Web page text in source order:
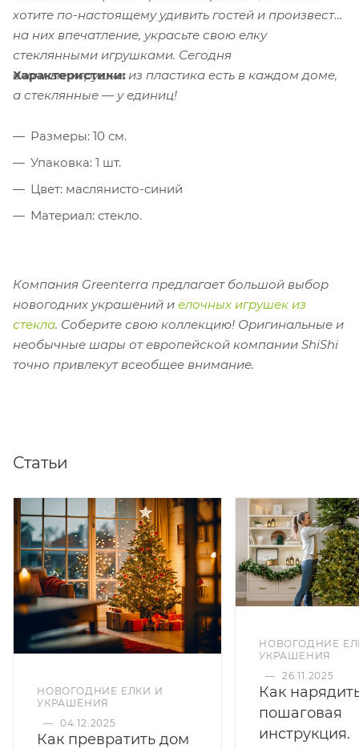
хотите по-настоящему удивить гостей и произвести
на них впечатление, украсьте свою елку
стеклянными игрушками. Сегодня
елочные игрушки из пластика есть в каждом доме,
а стеклянные — у единиц!
Характеристики:
Размеры: 10 см.
Упаковка: 1 шт.
Цвет: маслянисто-синий
Материал: стекло.
Компания Greenterra предлагает большой выбор
новогодних украшений и елочных игрушек из
стекла. Соберите свою коллекцию! Оригинальные и
необычные шары от европейской компании ShiShi
точно привлекут всеобщее внимание.
Статьи
НОВОГОДНИЕ ЕЛКИ И
УКРАШЕНИЯ
— 04.12.2025
Как превратить дом
НОВОГОДНИЕ
УКРАШЕНИЯ
— 26.11.2025
Как
пошаговая
инструкция.